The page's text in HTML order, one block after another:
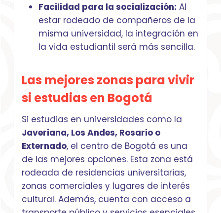
Facilidad para la socialización: Al
estar rodeado de compañeros de la
misma universidad, la integración en
la vida estudiantil será más sencilla.
Las mejores zonas para vivir
si estudias en Bogotá
Si estudias en universidades como la
Javeriana, Los Andes, Rosario o
Externado, el centro de Bogotá es una
de las mejores opciones. Esta zona está
rodeada de residencias universitarias,
zonas comerciales y lugares de interés
cultural. Además, cuenta con acceso a